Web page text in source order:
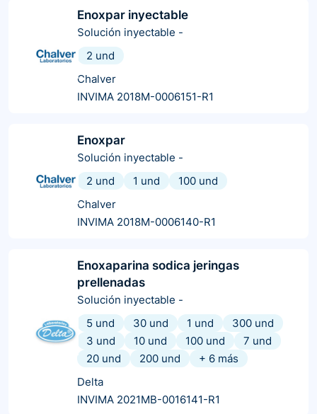
Enoxpar inyectable
Solución inyectable -
2 und
Chalver
INVIMA 2018M-0006151-R1
Enoxpar
Solución inyectable -
2 und
1 und
100 und
Chalver
INVIMA 2018M-0006140-R1
Enoxaparina sodica jeringas
prellenadas
Solución inyectable -
5 und
30 und 1 und
300 und
3 und
10 und 100 und
7 und
20 und
200 und + 6 más
Delta
INVIMA 2021MB-0016141-R1